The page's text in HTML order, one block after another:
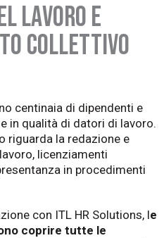
LAVORO E
COLLETTIVO
centinaia di dipendenti e
in qualità di datori di lavoro.
riguarda la redazione e
licenziamenti
in procedimenti
con ITL HR Solutions, le
coprire tutte le